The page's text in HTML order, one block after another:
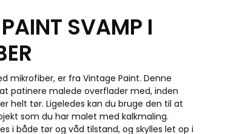
SVAMP I
mikrofiber, er fra Vintage Paint. Denne
patinere malede overflader med, inden
helt tør. Ligeledes kan du bruge den til at
som du har malet med kalkmaling.
i både tør og våd tilstand, og skylles let op i